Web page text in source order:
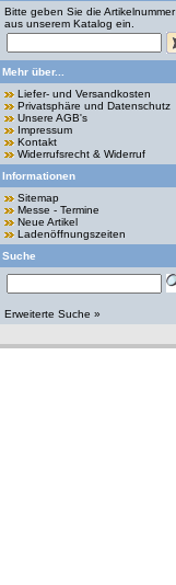
Bitte geben Sie die Artikelnummer
aus unserem Katalog ein.
Mehr über...
Liefer- und Versandkosten
Privatsphäre und Datenschutz
Unsere AGB's
Impressum
Kontakt
Widerrufsrecht & Widerruf
Informationen
Sitemap
Messe - Termine
Neue Artikel
Ladenöffnungszeiten
Suche
Erweiterte Suche »